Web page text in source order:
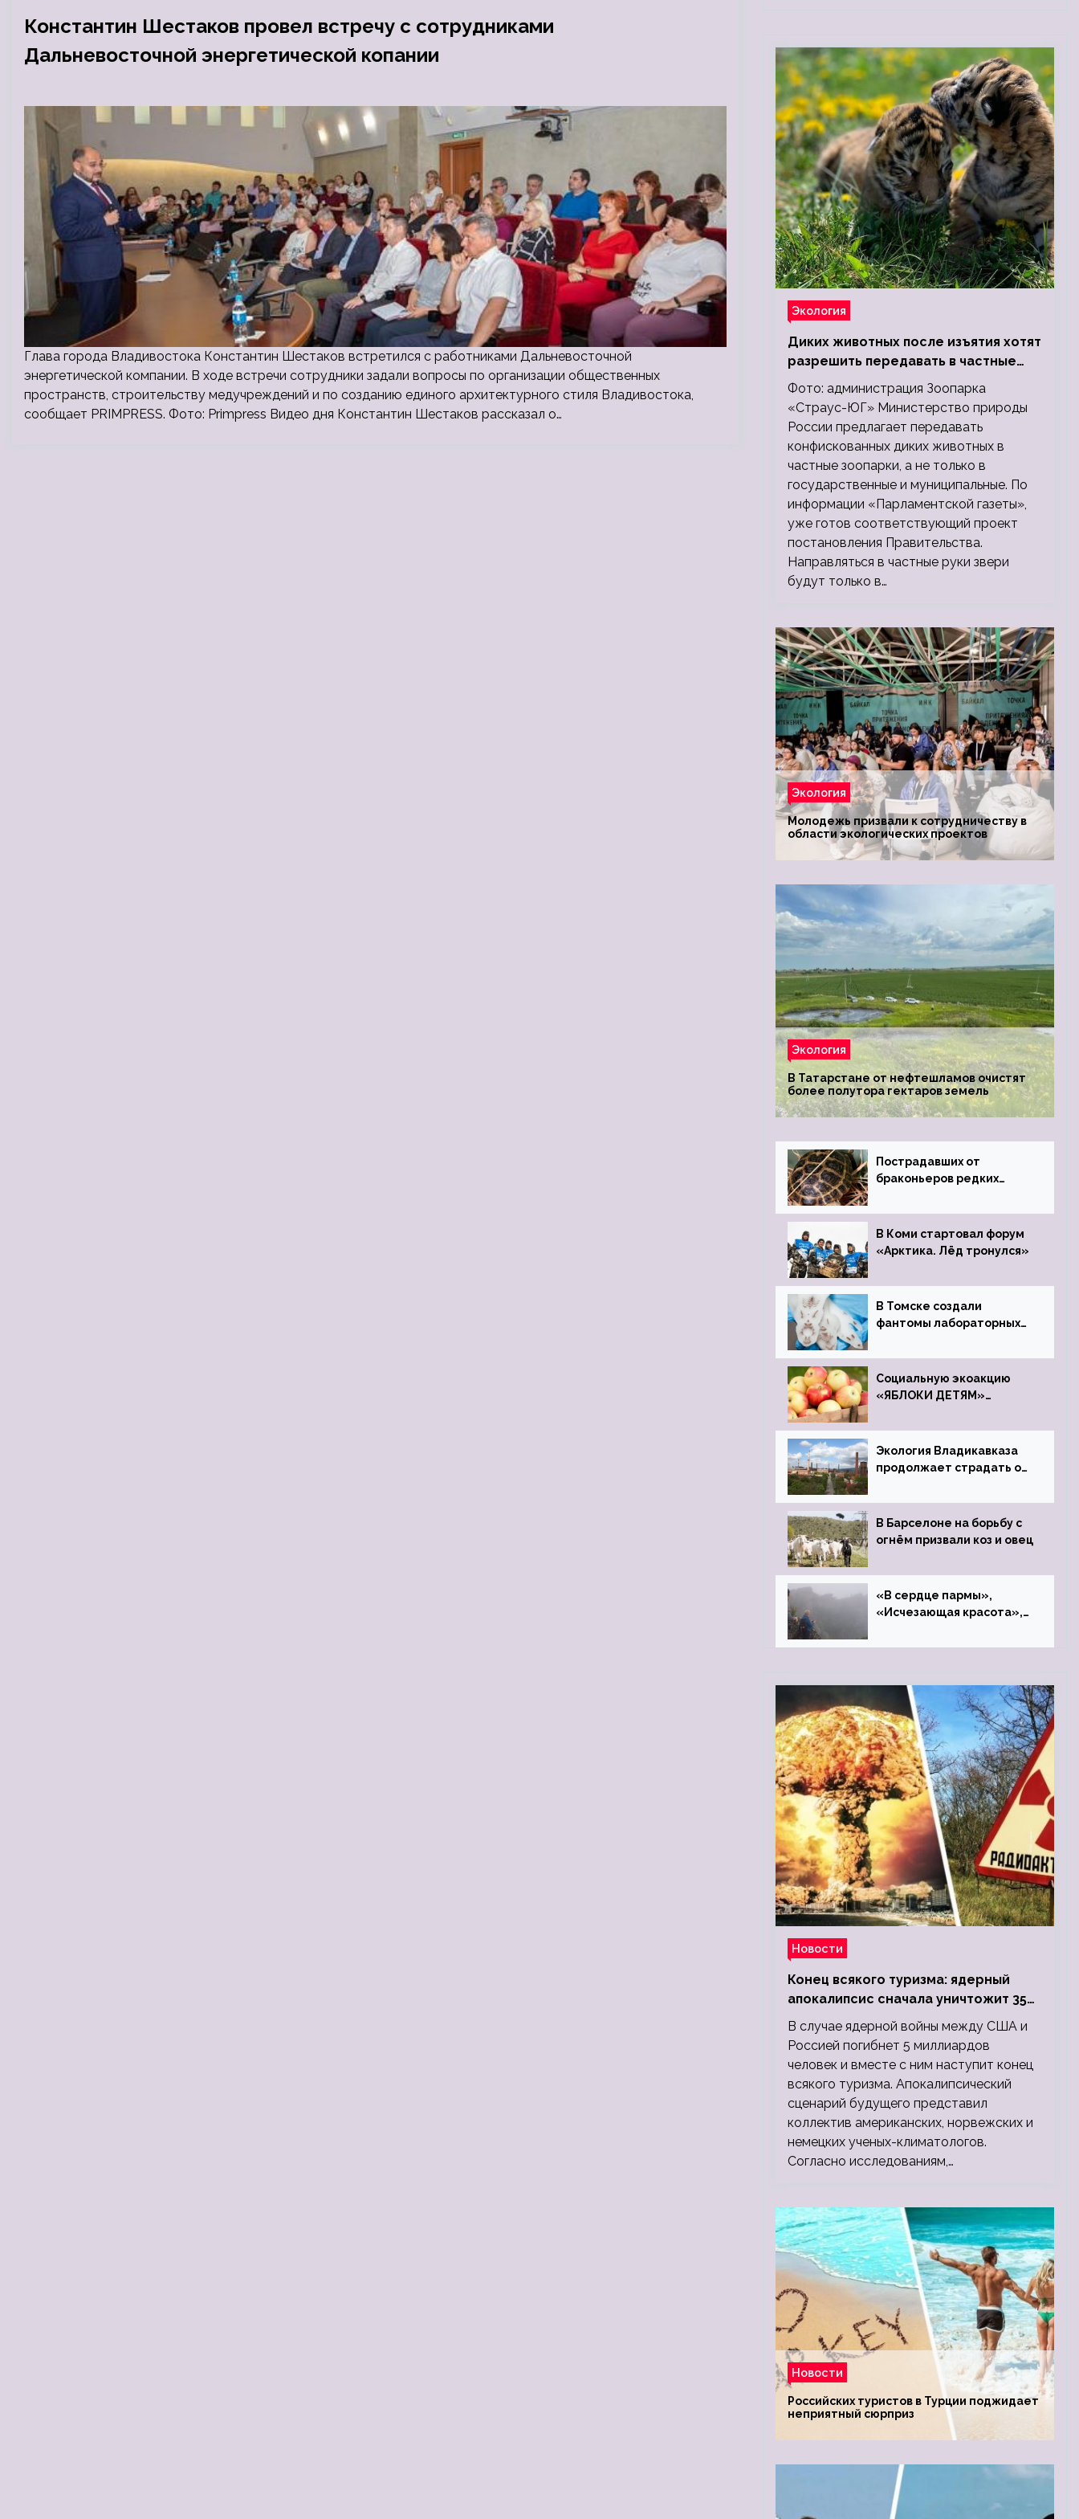
Константин Шестаков провел встречу с сотрудниками
Дальневосточной энергетической копании
Глава города Владивостока Константин Шестаков встретился с работниками Дальневосточной
энергетической компании. В ходе встречи сотрудники задали вопросы по организации общественных
пространств, строительству медучреждений и по созданию единого архитектурного стиля Владивостока,
сообщает PRIMPRESS. Фото: Primpress Видео дня Константин Шестаков рассказал о…
Экология
Диких животных после изъятия хотят
разрешить передавать в частные
зоопарки
Фото: администрация Зоопарка
«Страус-ЮГ» Министерство природы
России предлагает передавать
конфискованных диких животных в
частные зоопарки, а не только в
государственные и муниципальные. По
информации «Парламентской газеты»,
уже готов соответствующий проект
постановления Правительства.
Направляться в частные руки звери
будут только в…
Экология
Молодежь призвали к сотрудничеству в
области экологических проектов
Экология
В Татарстане от нефтешламов очистят
более полутора гектаров земель
Пострадавших от
браконьеров редких
Ростовский зоопарк
В Коми стартовал форум
«Арктика. Лёд тронулся»
В Томске создали
фантомы лабораторных
Социальную экоакцию
«ЯБЛОКИ ДЕТЯМ»
Экология Владикавказа
продолжает страдать от
завода
В Барселоне на борьбу с
огнём призвали коз и овец
«В сердце пармы»,
«Исчезающая красота»,
Новости
Конец всякого туризма: ядерный
апокалипсис сначала уничтожит 350
миллионов, а потом 5 миллиардов
людей
В случае ядерной войны между США и
Россией погибнет 5 миллиардов
человек и вместе с ним наступит конец
всякого туризма. Апокалипсический
сценарий будущего представил
коллектив американских, норвежских и
немецких ученых-климатологов.
Согласно исследованиям,…
Новости
Российских туристов в Турции поджидает
неприятный сюрприз